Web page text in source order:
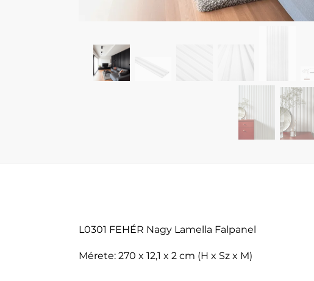
L0301 FEHÉR Nagy Lamella Falpanel
Mérete: 270 x 12,1 x 2 cm (H x Sz x M)